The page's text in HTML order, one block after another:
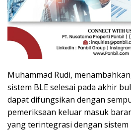
Muhammad Rudi,
sistem BLE selesai pada akhir
dapat difungsikan dengan
pemeriksaan keluar masuk
yang terintegrasi dengan sistem